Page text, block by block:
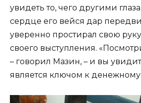
увидеть то, чего другими
сердце его вейся дар
уверенно простирал свою
своего выступления.
– говорил Мазин, – и вы
является ключом к